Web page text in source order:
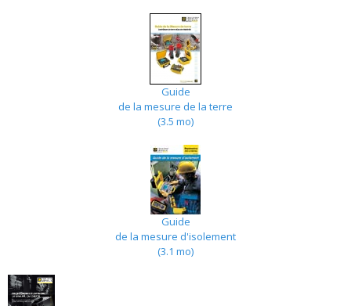
Guide
de la mesure de la terre
(3.5 mo)
Guide
de la mesure d'isolement
(3.1 mo)